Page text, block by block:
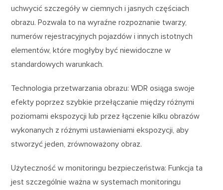
uchwycić szczegóły w ciemnych i jasnych częściach
obrazu. Pozwala to na wyraźne rozpoznanie twarzy,
numerów rejestracyjnych pojazdów i innych istotnych
elementów, które mogłyby być niewidoczne w
standardowych warunkach.
Technologia przetwarzania obrazu: WDR osiąga swoje
efekty poprzez szybkie przełączanie między różnymi
poziomami ekspozycji lub przez łączenie kilku obrazów
wykonanych z różnymi ustawieniami ekspozycji, aby
stworzyć jeden, zrównoważony obraz.
Użyteczność w monitoringu bezpieczeństwa: Funkcja ta
jest szczególnie ważna w systemach monitoringu